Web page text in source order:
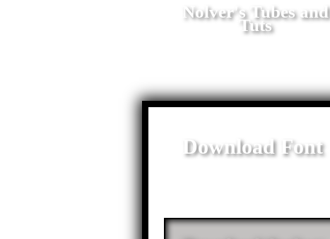
Nolver's Tubes and
Tuts
Download Font